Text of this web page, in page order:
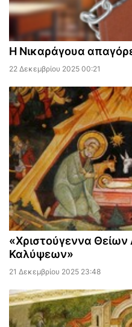
Η Νικαράγουα
22 Δεκεμβρίου 2025 00:21
«Χριστούγεννα
Καλύψεων»
21 Δεκεμβρίου 2025 23:48